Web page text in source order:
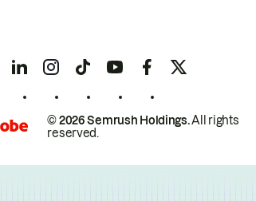
© 2026 Semrush Holdings.All rights
reserved.